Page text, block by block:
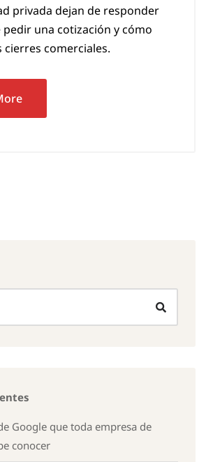
privada dejan de responder
pedir una cotización y cómo
comerciales.
Google que toda empresa de
conocer